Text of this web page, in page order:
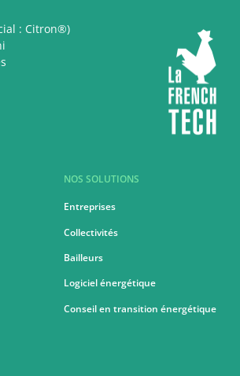
: Citron®)
NOS SOLUTIONS
Entreprises
Collectivités
Bailleurs
Logiciel énergétique
Conseil en transition énergétique